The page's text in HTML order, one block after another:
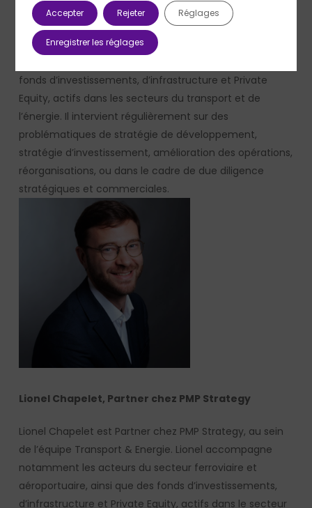
Sébastien Charbonnel est Associate Partner chez PMP
Strategy, au sein de l’équipe Transport & Energie.
Sébastien accompagne notamment les acteurs du
fonds d’investissements, d’infrastructure et Private
Equity, actifs dans les secteurs du transport et de
l’énergie. Il intervient régulièrement sur des
problématiques de stratégie de développement,
stratégie d’investissement, amélioration des opérations,
réorganisations, ou dans le cadre de due diligence
stratégiques et commerciales.
Lionel Chapelet, Partner chez PMP Strategy
Lionel Chapelet est Partner chez PMP Strategy, au sein
de l’équipe Transport & Energie. Lionel accompagne
notamment les acteurs du secteur ferroviaire et
aéroportuaire, ainsi que des fonds d’investissements,
d’infrastructure et Private Equity, actifs dans le secteur
Accepter Rejeter Réglages
Enregistrer les réglages